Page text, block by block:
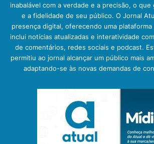
inabalável com a verdade e a precisão, o
e a fidelidade de seu público. O Jornal
presença digital, oferecendo uma
inclui notícias atualizadas e interatividade
de comentários, redes sociais e podcast.
permitiu ao jornal alcançar um público mais
adaptando-se às novas demandas de